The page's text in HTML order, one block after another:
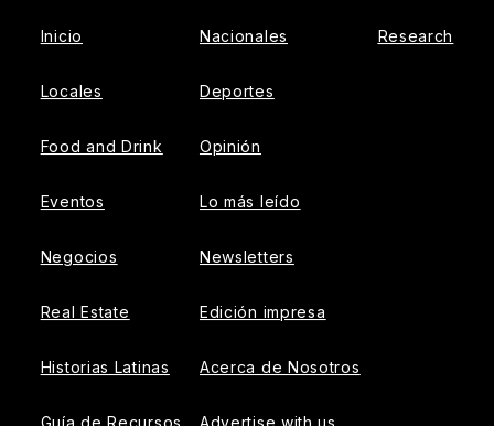
Inicio
Locales
Food and Drink
Eventos
Negocios
Real Estate
Historias Latinas
Guía de Recursos
Nacionales
Deportes
Opinión
Lo más leído
Newsletters
Edición impresa
Acerca de Nosotros
Advertise with us
Research